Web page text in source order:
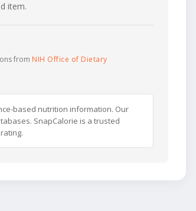
item.
from NIH Office of Dietary
based nutrition information. Our
SnapCalorie is a trusted